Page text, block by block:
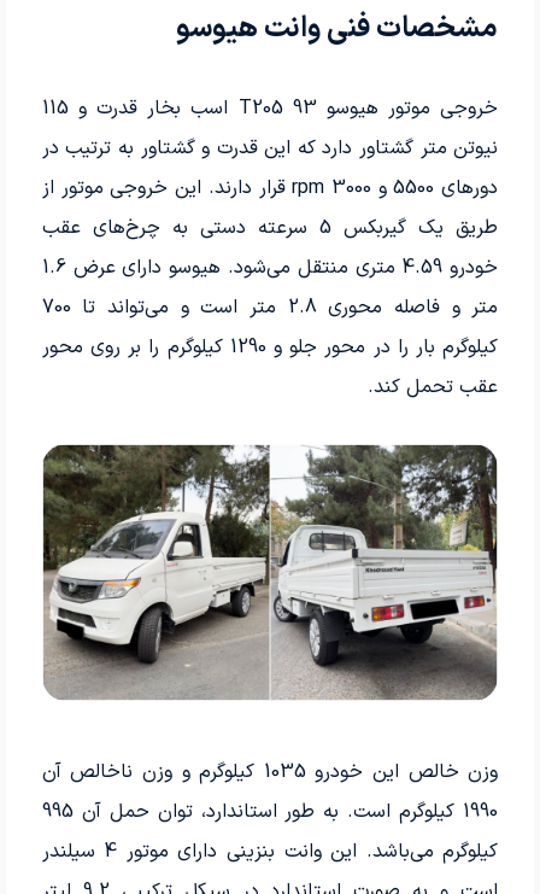
مشخصات فنی وانت هیوسو
خروجی موتور هیوسو T205 93 اسب بخار قدرت و 115
نیوتن متر گشتاور دارد که این قدرت و گشتاور به ترتیب در
دورهای 5500 و 3000 rpm قرار دارند. این خروجی موتور از
طریق یک گیربکس 5 سرعته دستی به چرخ‌های عقب
خودرو 4.59 متری منتقل می‌شود. هیوسو دارای عرض 1.6
متر و فاصله محوری 2.8 متر است و می‌تواند تا 700
کیلوگرم بار را در محور جلو و 1290 کیلوگرم را بر روی محور
عقب تحمل کند.
وزن خالص این خودرو 1035 کیلوگرم و وزن ناخالص آن
1990 کیلوگرم است. به‌ طور استاندارد، توان حمل آن 995
کیلوگرم می‌باشد. این وانت بنزینی دارای موتور 4 سیلندر